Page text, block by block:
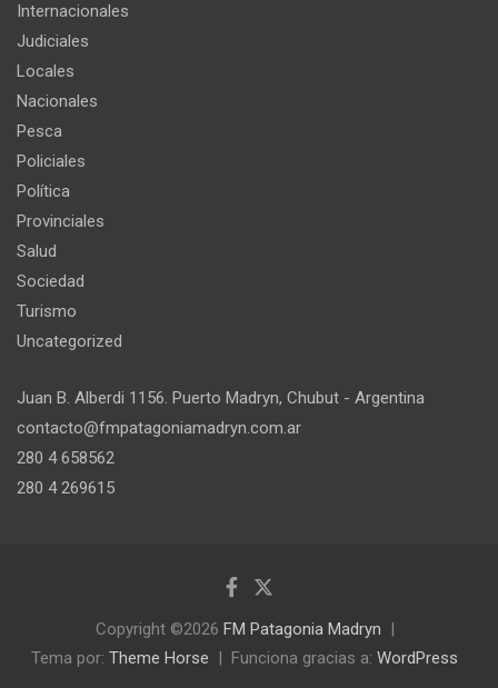
Internacionales
Judiciales
Locales
Nacionales
Pesca
Policiales
Política
Provinciales
Salud
Sociedad
Turismo
Uncategorized
Juan B. Alberdi 1156. Puerto Madryn, Chubut - Argentina
contacto@fmpatagoniamadryn.com.ar
280 4 658562
280 4 269615
Copyright ©2026 FM Patagonia Madryn
Tema por: Theme Horse Funciona gracias a: WordPress